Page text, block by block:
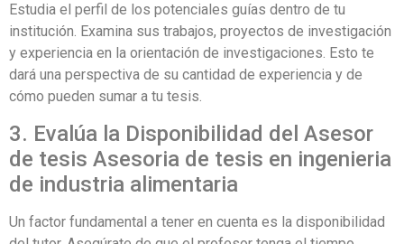
Estudia el perfil de los potenciales guías dentro de tu
institución. Examina sus trabajos, proyectos de investigación
y experiencia en la orientación de investigaciones. Esto te
dará una perspectiva de su cantidad de experiencia y de
cómo pueden sumar a tu tesis.
3. Evalúa la Disponibilidad del Asesor
de tesis Asesoria de tesis en ingenieria
de industria alimentaria
Un factor fundamental a tener en cuenta es la disponibilidad